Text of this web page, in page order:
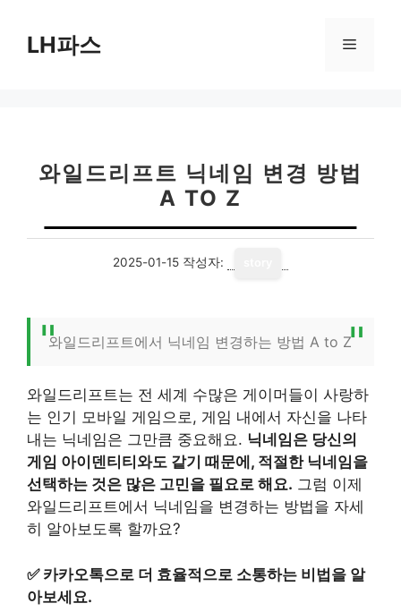
LH파스 메
와일드리프트 닉네임 변경 방법
A TO Z
2025-01-15 작성자:
와일드리프트에서 닉네임 변경하는 방법 A to Z
와일드리프트는 전 세계 수많은 게이머들이 사랑하
는 인기 모바일 게임으로, 게임 내에서 자신을 나타
내는 닉네임은 그만큼 중요해요. 닉네임은 당신의
게임 아이덴티티와도 같기 때문에, 적절한 닉네임을
선택하는 것은 많은 고민을 필요로 해요. 그럼 이제
와일드리프트에서 닉네임을 변경하는 방법을 자세
히 알아보도록 할까요?
✅ 카카오톡으로 더 효율적으로 소통하는 비법을 알
아보세요.